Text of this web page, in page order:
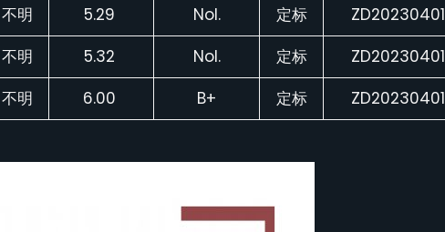
不明 5.29 Nol. 定标
ZD20230401
不明 5.32 Nol. 定标
ZD20230401
不明 6.00 B+ 定标
ZD20230401